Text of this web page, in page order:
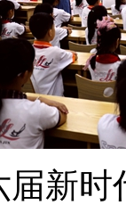
届新